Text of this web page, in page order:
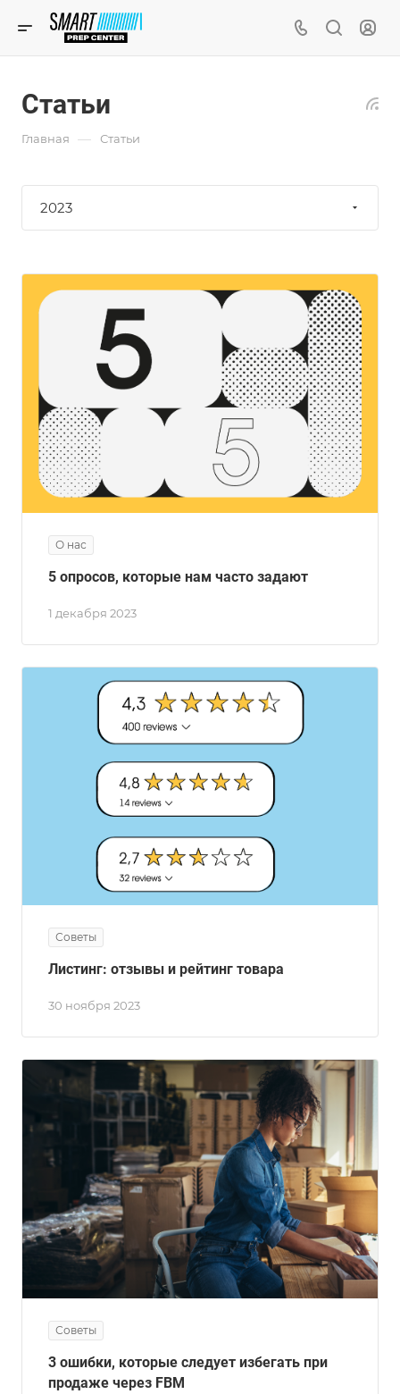
Статьи
Главная — Статьи
2023
О нас
1 декабря 2023
5 опросов, которые нам часто задают
Советы
30 ноября 2023
Листинг: отзывы и рейтинг товара
Советы
3 ошибки, которые следует избегать при
продаже через FBM